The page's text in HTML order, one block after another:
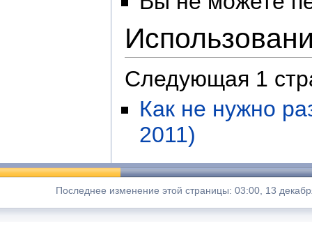
Следующая 1
Как не нужно
2011)
Последнее изменение этой страницы: 03:00, 13